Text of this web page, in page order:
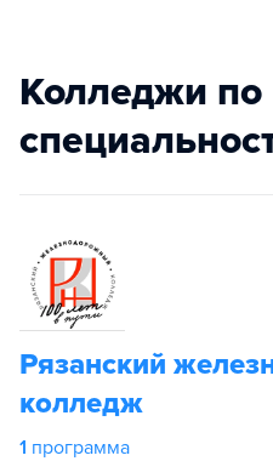
Колледжи по
Рязанский
колледж
1 программа